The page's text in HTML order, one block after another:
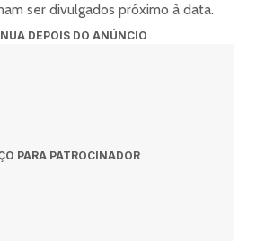
ser divulgados próximo à data.
DEPOIS DO ANÚNCIO
PARA PATROCINADOR